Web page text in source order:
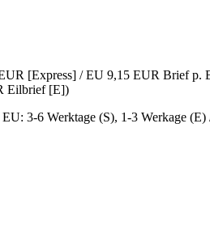
[Express] / EU 9,15 EUR Brief
Eilbrief [E])
3-6 Werktage (S), 1-3 Werkage